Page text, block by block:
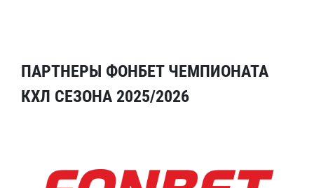
ПАРТНЕРЫ ФОНБЕТ ЧЕМПИОНАТА
КХЛ СЕЗОНА 2025/2026